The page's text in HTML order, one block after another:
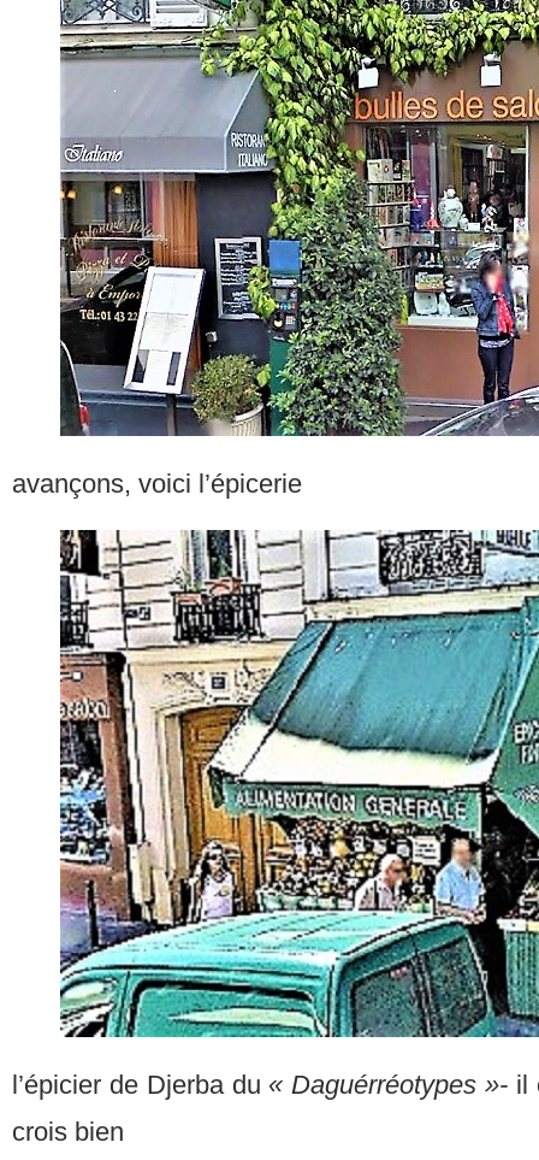
avançons, voici l’épicerie
l’épicier de Djerba du « Daguérréotypes »- il
crois bien